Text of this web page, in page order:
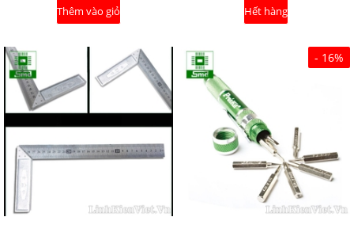
Thêm vào giỏ Hết hàng
- 16%